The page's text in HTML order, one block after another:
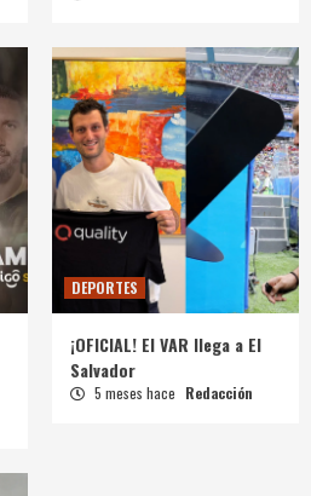
DEPORTES
¡OFICIAL! El VAR llega a El
Salvador
5 meses hace Redacción